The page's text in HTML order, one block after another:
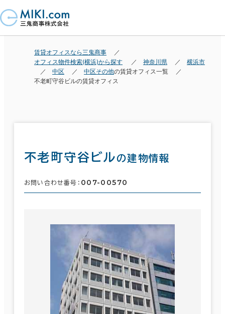
賃貸オフィスなら三鬼商事
オフィス物件検索(横浜)から探す
神奈川県
横浜市
中区
中区その他の賃貸オフィス一覧
不老町守谷ビルの賃貸オフィス
不老町守谷ビルの建物情報
お問い合わせ番号： 007-00570